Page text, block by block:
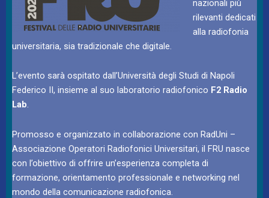
nazionali più
rilevanti dedicati
alla radiofonia
universitaria, sia tradizionale che digitale.
L’evento sarà ospitato dall’Università degli Studi di Napoli
Federico II, insieme al suo laboratorio radiofonico F2 Radio
Lab.
Promosso e organizzato in collaborazione con RadUni –
Associazione Operatori Radiofonici Universitari, il FRU nasce
con l’obiettivo di offrire un’esperienza completa di
formazione, orientamento professionale e networking nel
mondo della comunicazione radiofonica.